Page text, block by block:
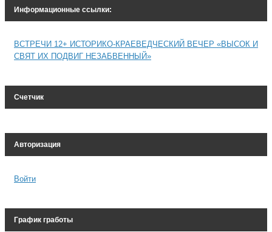
Информационные ссылки:
ВСТРЕЧИ 12+ ИСТОРИКО-КРАЕВЕДЧЕСКИЙ ВЕЧЕР «ВЫСОК И
СВЯТ ИХ ПОДВИГ НЕЗАБВЕННЫЙ»
Счетчик
Авторизация
Войти
График гработы